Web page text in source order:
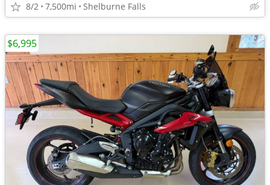
8/2 7,500mi Shelburne Falls
$6,995